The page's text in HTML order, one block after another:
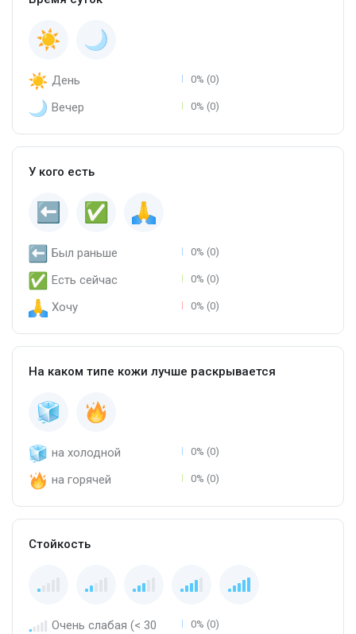
День 0% (0)
Вечер 0% (0)
У кого есть
Был раньше 0% (0)
Есть сейчас 0% (0)
Хочу 0% (0)
На каком типе кожи лучше раскрывается
на холодной 0% (0)
на горячей 0% (0)
Стойкость
Очень слабая (< 30
0% (0)